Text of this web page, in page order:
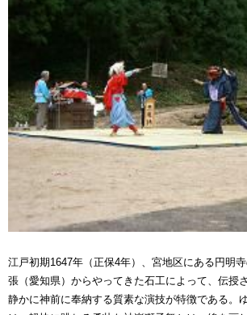
江戸初期1647年（正保4年）、宮地区にある円明
張（愛知県）からやってきた石工によって、伝授
静かに神前に奉納する質素な演技が特徴である。